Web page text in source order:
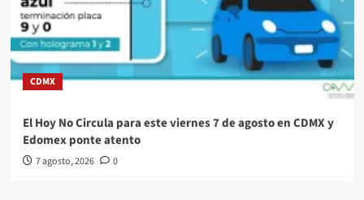
CDMX
El Hoy No Circula para este viernes 7 de agosto en CDMX y
Edomex ponte atento
7 agosto, 2026 0